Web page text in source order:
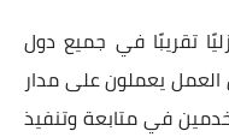
تقريبًا في جميع دول
يعملون على مدار
في متابعة وتنفيذ